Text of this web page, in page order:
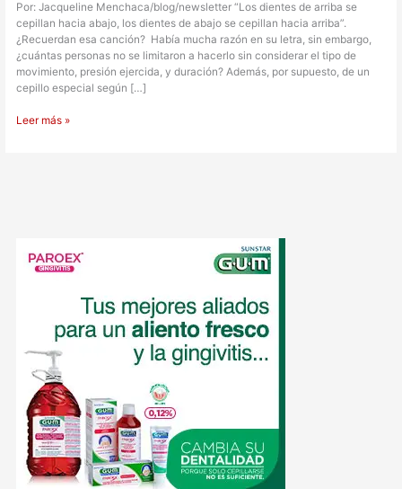
Por: Jacqueline Menchaca/blog/newsletter “Los dientes de arriba se
cepillan hacia abajo, los dientes de abajo se cepillan hacia arriba”.
¿Recuerdan esa canción? Había mucha razón en su letra, sin embargo,
¿cuántas personas no se limitaron a hacerlo sin considerar el tipo de
movimiento, presión ejercida, y duración? Además, por supuesto, de un
cepillo especial según […]
Leer más »